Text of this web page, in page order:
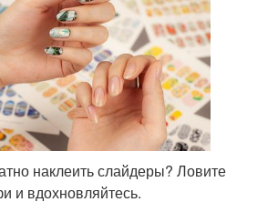
наклеить слайдеры? Ловите
и вдохновляйтесь.